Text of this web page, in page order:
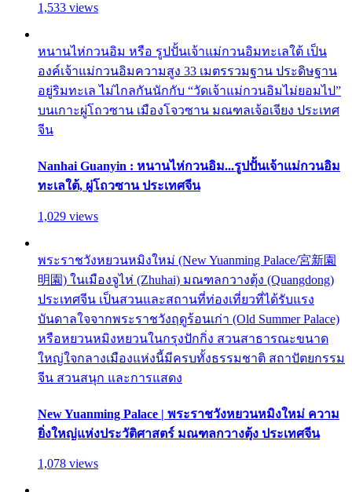
1,533 views
หนานไห่กวนอิม หรือ รูปปั้นเจ้าแม่กวนอิมทะเลใต้ เป็น
องค์เจ้าแม่กวนอิมความสูง 33 เมตรรวมฐาน ประดิษฐาน
อยู่ริมทะเล ไม่ไกลกันนักกับ “วัดเจ้าแม่กวนอิมไม่ยอมไป”
บนเกาะผู่โถวซาน เมืองโจวซาน มณฑลเจ้อเจียง ประเทศ
จีน
Nanhai Guanyin : หนานไห่กวนอิม...รูปปั้นเจ้าแม่กวนอิม
ทะเลใต้, ผู่โถวซาน ประเทศจีน
1,029 views
พระราชวังหยวนหมิงใหม่ (New Yuanming Palace/宮新園
明園) ในเมืองจูไห่ (Zhuhai) มณฑลกวางตุ้ง (Quangdong)
ประเทศจีน เป็นสวนและสถานที่ท่องเที่ยวที่ได้รับแรง
บันดาลใจจากพระราชวังฤดูร้อนเก่า (Old Summer Palace)
หรือหยวนหมิงหยวนในกรุงปักกิ่ง สวนสาธารณะขนาด
ใหญ่ใจกลางเมืองแห่งนี้มีครบทั้งธรรมชาติ สถาปัตยกรรม
จีน สวนสนุก และการแสดง
New Yuanming Palace | พระราชวังหยวนหมิงใหม่ ความ
ยิ่งใหญ่แห่งประวัติศาสตร์ มณฑลกวางตุ้ง ประเทศจีน
1,078 views